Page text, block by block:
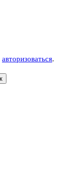
авторизоваться.